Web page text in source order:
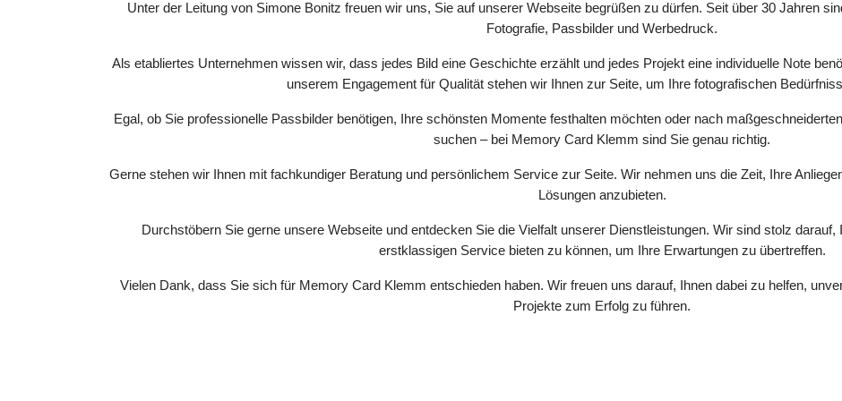
Unter der Leitung von Simone Bonitz freuen wir uns, Sie auf unserer Webseite begrüßen zu dürfen. Seit über 30 Jahren
Fotografie, Passbilder und Werbedruck.
Als etabliertes Unternehmen wissen wir, dass jedes Bild eine Geschichte erzählt und jedes Projekt eine individuelle Note
unserem Engagement für Qualität stehen wir Ihnen zur Seite, um Ihre fotografischen
Egal, ob Sie professionelle Passbilder benötigen, Ihre schönsten Momente festhalten möchten oder nach
suchen – bei Memory Card Klemm sind Sie genau richtig.
Gerne stehen wir Ihnen mit fachkundiger Beratung und persönlichem Service zur Seite. Wir nehmen uns die Zeit, Ihre
Lösungen anzubieten.
Durchstöbern Sie gerne unsere Webseite und entdecken Sie die Vielfalt unserer Dienstleistungen. Wir sind stolz
erstklassigen Service bieten zu können, um Ihre Erwartungen zu übertreffen.
Vielen Dank, dass Sie sich für Memory Card Klemm entschieden haben. Wir freuen uns darauf, Ihnen dabei zu helfen,
Projekte zum Erfolg zu führen.